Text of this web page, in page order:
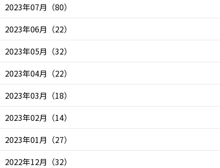
2023年07月 （80）
2023年06月 （22）
2023年05月 （32）
2023年04月 （22）
2023年03月 （18）
2023年02月 （14）
2023年01月 （27）
2022年12月 （32）